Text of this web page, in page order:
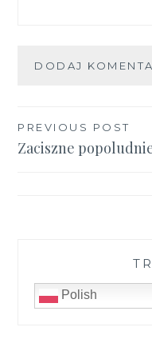
Nawigacja
wpisu
PREVIOUS POST
Zaciszne
Polish